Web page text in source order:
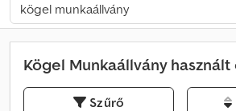
Kögel Munkaállvány
Szűrő